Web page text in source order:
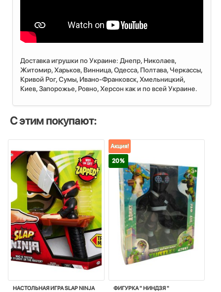
Доставка игрушки по Украине: Днепр, Николаев,
Житомир, Харьков, Винница, Одесса, Полтава, Черкассы,
Кривой Рог, Сумы, Ивано-Франковск, Хмельницкий,
Киев, Запорожье, Ровно, Херсон как и по всей Украине.
С этим покупают:
НАСТОЛЬНАЯ ИГРА SLAP NINJA ФИГУРКА " НИНДЗЯ "
Акция!
20 %